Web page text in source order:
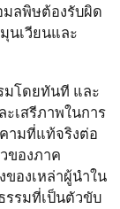
ลพิษต้องรับผิด
นเวียนและ
มโดยทันที และ
ะเสรีภาพในการ
ามที่แท้จริงต่อ
ของภาค
องเหล่าผู้นำใน
รมที่เป็นตัวขับ